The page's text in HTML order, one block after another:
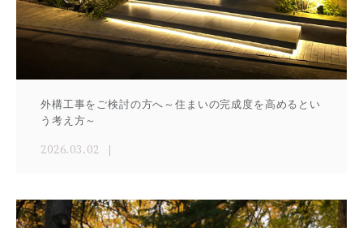
外構工事をご検討の方へ～住まいの完成度を高めるとい
う考え方～
2026.03.02